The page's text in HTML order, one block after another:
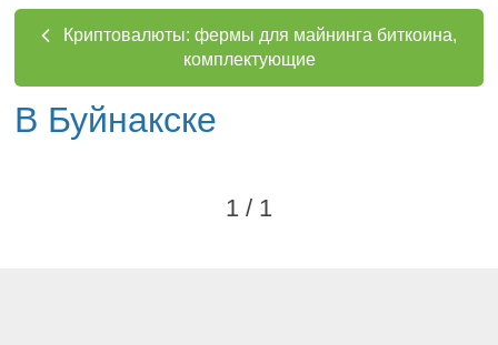
Криптовалюты: фермы для майнинга биткоина,
комплектующие
В Буйнакске
1 / 1